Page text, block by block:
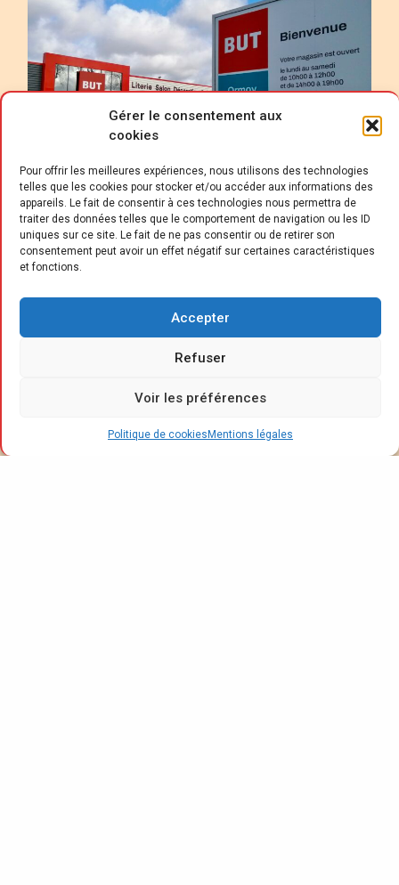
Gérer le consentement aux
cookies
Pour offrir les meilleures expériences, nous utilisons des technologies
telles que les cookies pour stocker et/ou accéder aux informations des
appareils. Le fait de consentir à ces technologies nous permettra de
traiter des données telles que le comportement de navigation ou les ID
uniques sur ce site. Le fait de ne pas consentir ou de retirer son
consentement peut avoir un effet négatif sur certaines caractéristiques
et fonctions.
Accepter
Refuser
Voir les préférences
Politique de cookies Mentions légales
B
franchisée à Ormoy, dans l’Essonne,
première implantation de l’année pour
l’enseigne. D’une surface de vente de
site porte à deux le nombre de magasins du
réseau dans le département. Cette ouverture